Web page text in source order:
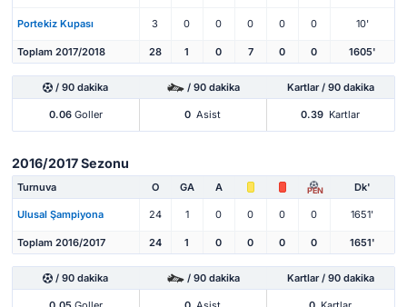
Portekiz Kupası 3 0 0 0 0 0 10'
Toplam 2017/2018 28 1 0 7 0 0 1605'
/ 90 dakika / 90 dakika Kartlar / 90 dakika
0.06Goller 0 Asist 0.39 Kartlar
2016/2017 Sezonu
Turnuva O GA A PEN Dk'
Ulusal Şampiyona 24 1 0 0 0 0 1651'
Toplam 2016/2017 24 1 0 0 0 0 1651'
/ 90 dakika / 90 dakika Kartlar / 90 dakika